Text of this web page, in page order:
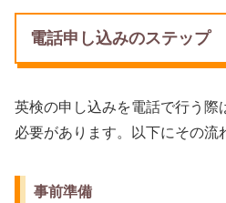
電話申し込みのステップ
英検の申し込みを電話で行う際
必要があります。以下にその流
事前準備